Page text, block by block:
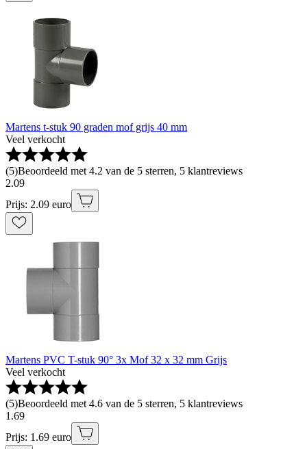
Martens t-stuk 90 graden mof grijs 40 mm
Veel verkocht
(5)Beoordeeld met 4.2 van de 5 sterren, 5 klantreviews
2.09
Prijs: 2.09 euro
Martens PVC T-stuk 90° 3x Mof 32 x 32 mm Grijs
Veel verkocht
(5)Beoordeeld met 4.6 van de 5 sterren, 5 klantreviews
1 .69
Prijs: 1.69 euro